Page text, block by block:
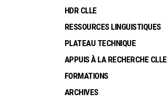
HDR CLLE
RESSOURCES LINGUISTIQUES
PLATEAU TECHNIQUE
APPUIS À LA RECHERCHE CLLE
FORMATIONS
ARCHIVES